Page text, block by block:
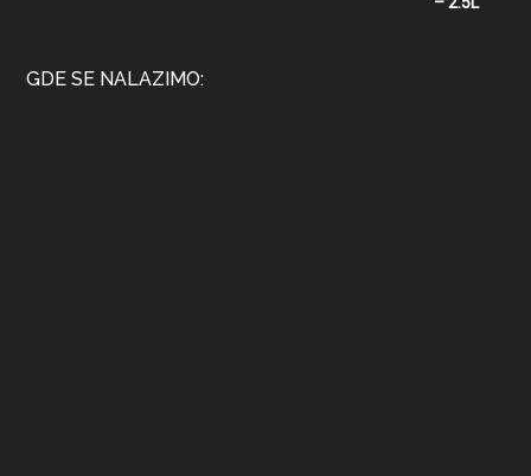
GDE SE NALAZIMO: